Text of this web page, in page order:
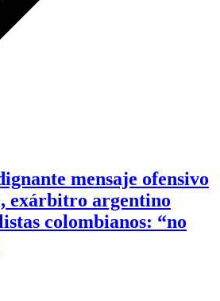
mensaje ofensivo
exárbitro argentino
colombianos: “no